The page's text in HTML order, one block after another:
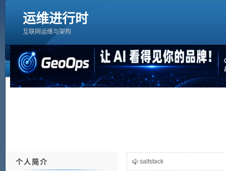
运维进行时
互联网运维与架构
saltstack
个人简介